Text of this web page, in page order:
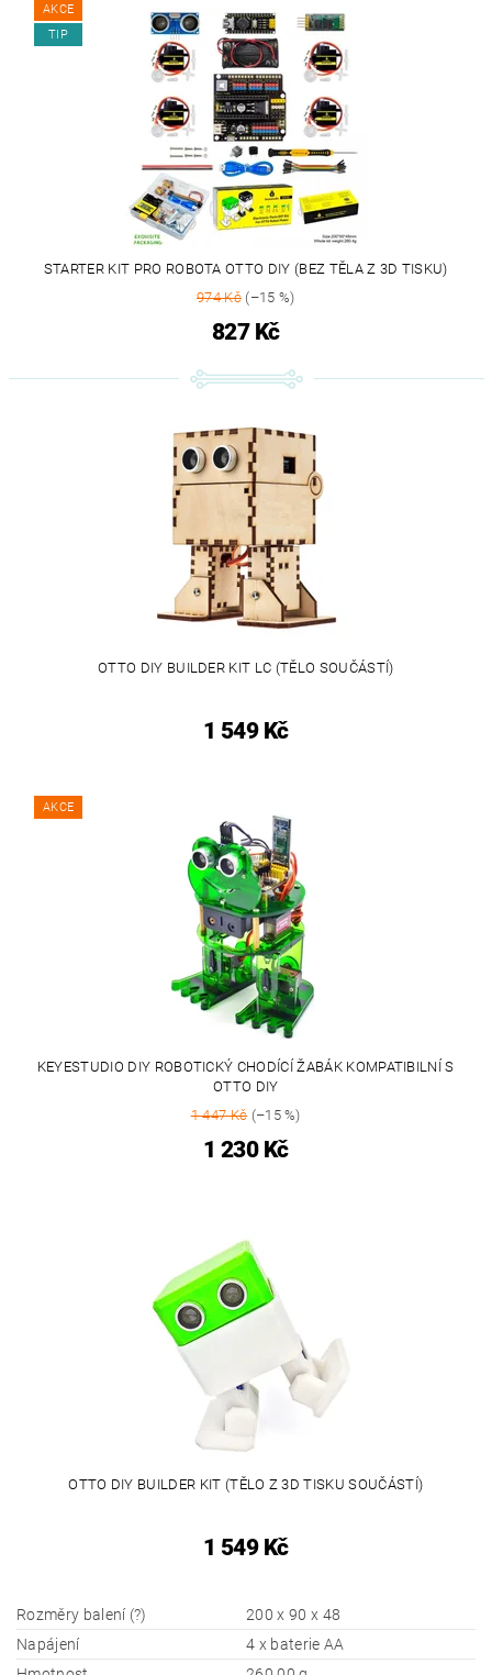
AKCE
TIP
STARTER KIT PRO ROBOTA OTTO DIY (BEZ TĚLA Z 3D TISKU)
974 Kč(–15 %)
827 Kč
OTTO DIY BUILDER KIT LC (TĚLO SOUČÁSTÍ)
1 549 Kč
AKCE
KEYESTUDIO DIY ROBOTICKÝ CHODÍCÍ ŽABÁK KOMPATIBILNÍ S
OTTO DIY
1 447 Kč(–15 %)
1 230 Kč
OTTO DIY BUILDER KIT (TĚLO Z 3D TISKU SOUČÁSTÍ)
1 549 Kč
Rozměry balení (?)
200 x 90 x 48
Napájení
4 x baterie AA